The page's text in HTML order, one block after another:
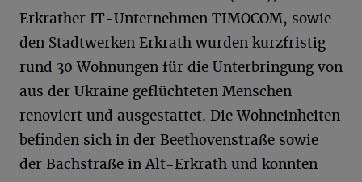
Erkrather IT-Unternehmen TIMOCOM, sowie
den Stadtwerken Erkrath wurden kurzfristig
rund 30 Wohnungen für die Unterbringung von
aus der Ukraine geflüchteten Menschen
renoviert und ausgestattet. Die Wohneinheiten
befinden sich in der Beethovenstraße sowie
der Bachstraße in Alt-Erkrath und konnten